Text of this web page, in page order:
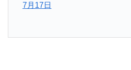
7月17日